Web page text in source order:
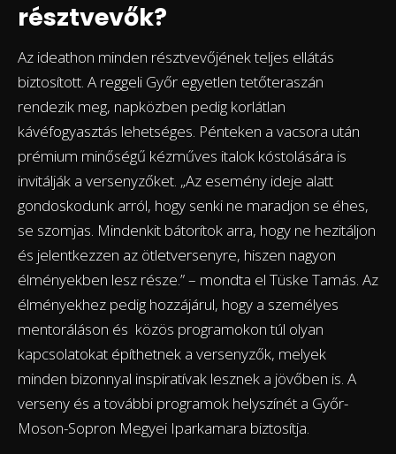
résztvevők?
Az ideathon minden résztvevőjének teljes ellátás
biztosított. A reggeli Győr egyetlen tetőteraszán
rendezik meg, napközben pedig korlátlan
kávéfogyasztás lehetséges. Pénteken a vacsora után
prémium minőségű kézműves italok kóstolására is
invitálják a versenyzőket. „Az esemény ideje alatt
gondoskodunk arról, hogy senki ne maradjon se éhes,
se szomjas. Mindenkit bátorítok arra, hogy ne hezitáljon
és jelentkezzen az ötletversenyre, hiszen nagyon
élményekben lesz része.” – mondta el Tüske Tamás. Az
élményekhez pedig hozzájárul, hogy a személyes
mentoráláson és közös programokon túl olyan
kapcsolatokat építhetnek a versenyzők, melyek
minden bizonnyal inspiratívak lesznek a jövőben is. A
verseny és a további programok helyszínét a Győr-
Moson-Sopron Megyei Iparkamara biztosítja.